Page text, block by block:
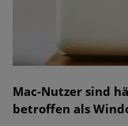
Mac-Nutzer sind
betroffen als